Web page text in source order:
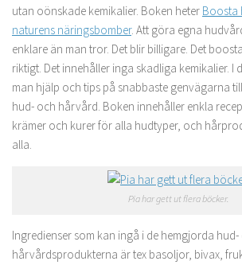
utan oönskade kemikalier. Boken heter Boosta
naturens näringsbomber. Att göra egna
enklare än man tror. Det blir billigare. Det
riktigt. Det innehåller inga skadliga kemikalier. I
man hjälp och tips på snabbaste genvägarna
hud- och hårvård. Boken innehåller enkla
krämer och kurer för alla hudtyper, och
alla.
Pia har gett ut flera böcker.
Ingredienser som kan ingå i de hemgjorda hud-
hårvårdsprodukterna är tex basoljor, bivax,